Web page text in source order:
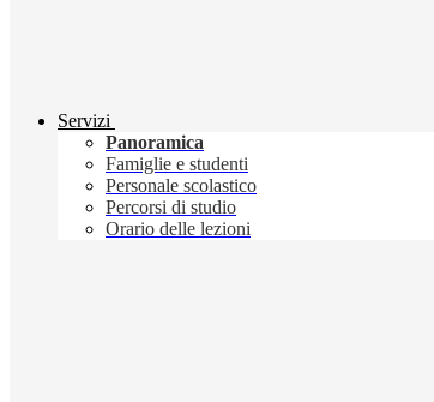
Servizi
Panoramica
Famiglie e studenti
Personale scolastico
Percorsi di studio
Orario delle lezioni